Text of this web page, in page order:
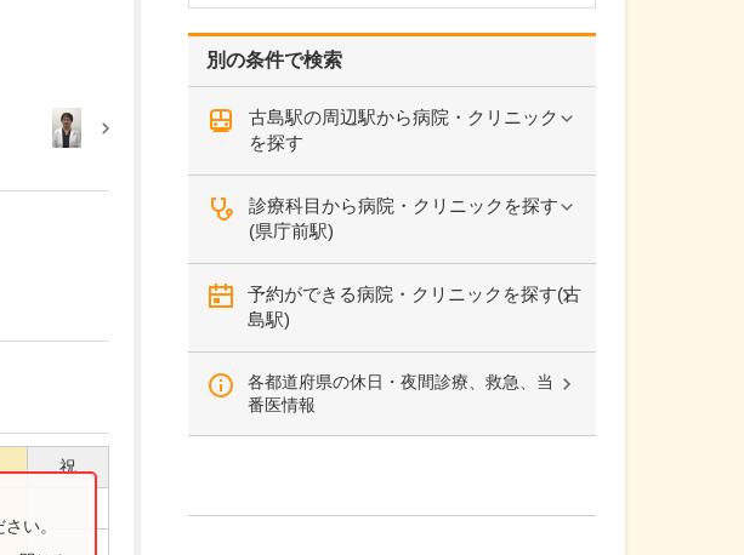
祝
い。
別の条件で検索
古島駅の周辺駅から病院・クリニック
を探す
診療科目から病院・クリニックを探す
(県庁前駅)
予約ができる病院・クリニックを探す(古
島駅)
各都道府県の休日・夜間診療、救急、当
番医情報